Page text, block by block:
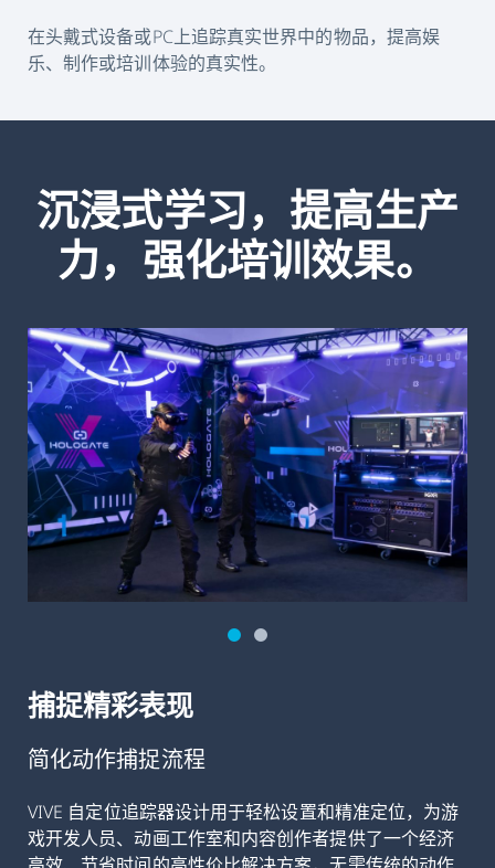
在头戴式设备或PC上追踪真实世界中的物品，提高娱
乐、制作或培训体验的真实性。
沉浸式学习，提高生产
力，强化培训效果。
捕捉精彩表现
简化动作捕捉流程
VIVE 自定位追踪器设计用于轻松设置和精准定位，为游
戏开发人员、动画工作室和内容创作者提供了一个经济